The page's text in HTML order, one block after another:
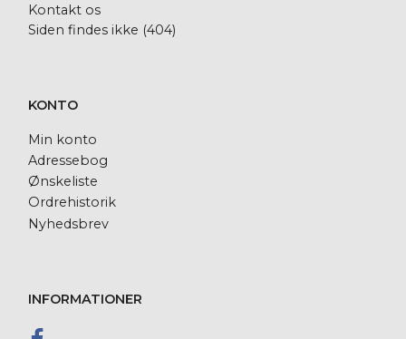
Kontakt os
Siden findes ikke (404)
KONTO
Min konto
Adressebog
Ønskeliste
Ordrehistorik
Nyhedsbrev
INFORMATIONER